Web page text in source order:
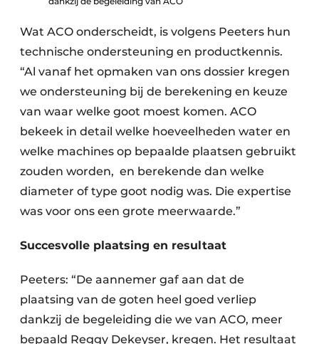
Wat ACO onderscheidt, is volgens Peeters hun
technische ondersteuning en productkennis.
“Al vanaf het opmaken van ons dossier kregen
we ondersteuning bij de berekening en keuze
van waar welke goot moest komen. ACO
bekeek in detail welke hoeveelheden water en
welke machines op bepaalde plaatsen gebruikt
zouden worden, en berekende dan welke
diameter of type goot nodig was. Die expertise
was voor ons een grote meerwaarde.”
Succesvolle plaatsing en resultaat
Peeters: “De aannemer gaf aan dat de
plaatsing van de goten heel goed verliep
dankzij de begeleiding die we van ACO, meer
bepaald Reggy Dekeyser, kregen. Het resultaat